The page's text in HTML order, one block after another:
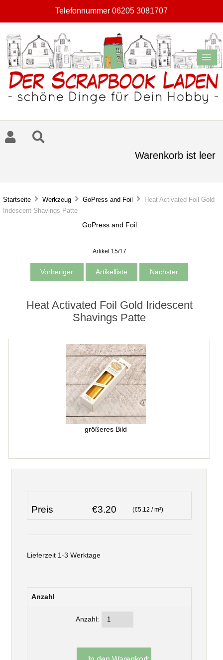
Telefonnummer 06205 3081707
Warenkorb ist leer
Startseite Werkzeug GoPress and Foil
Heat Activated Foil Gold
Iridescent Shavings Patte
GoPress and Foil
Artikel 15/17
Vorheriger Artikelliste Nächster
Heat Activated Foil Gold Iridescent
Shavings Patte
größeres Bild
Preis €3.20 (€5.12 / m²)
Lieferzeit 1-3 Werktage
Anzahl
Anzahl: